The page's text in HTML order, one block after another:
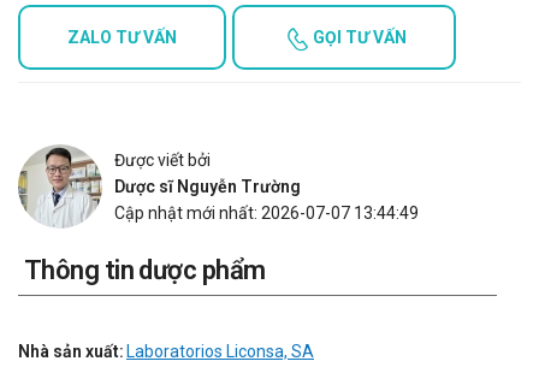
ZALO TƯ VẤN GỌI TƯ VẤN
Được viết bởi
Dược sĩ Nguyễn Trường
Cập nhật mới nhất: 2026-07-07 13:44:49
Thông tin dược phẩm
Nhà sản xuất: Laboratorios Liconsa, SA